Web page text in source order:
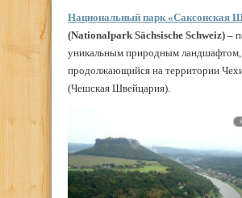
Национальный парк «Саксонская
(Nationalpark Sächsische Schweiz) –
уникальным природным ландшафтом,
продолжающийся на территории
(Чешская Швейцария).